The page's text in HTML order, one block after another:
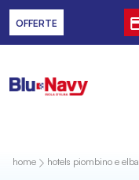
OFFERTE
home hotels piombino e elba